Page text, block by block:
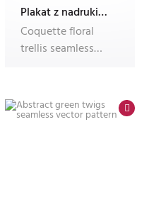
Plakat z nadrukiem Dec'n'Roll
Coquette floral
trellis seamless